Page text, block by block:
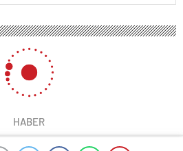
HABER